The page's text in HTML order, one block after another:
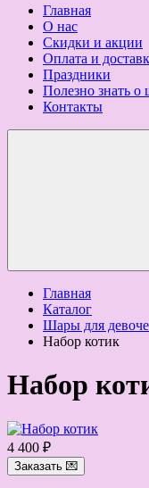
Главная
О нас
Скидки и акции
Оплата и
Праздники
Полезно знать о
Контакты
Главная
Каталог
Шары для
Набор котик
Набор
4 400 ₽
Заказать 💌